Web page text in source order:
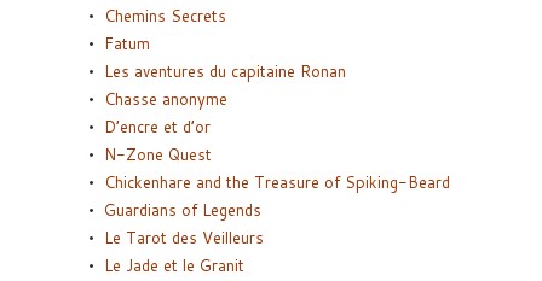
Chemins Secrets
Fatum
Les aventures du capitaine Ronan
Chasse anonyme
D’encre et d’or
N-Zone Quest
Chickenhare and the Treasure of Spiking-Beard
Guardians of Legends
Le Tarot des Veilleurs
Le Jade et le Granit